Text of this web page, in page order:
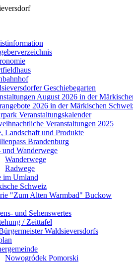
Geschiebegarten
August 2026 in der
2026 in der Märkischen
Veranstaltungskalender
Veranstaltungen 2025
Landschaft und Produkte
Brandenburg
und Wanderwege
Wanderwege
Radwege
im Umland
Schweiz
"Zum Alten Warmbad" Buckow
und Sehenswertes
/ Zeittafel
Waldsieversdorfs
Nowogródek Pomorski